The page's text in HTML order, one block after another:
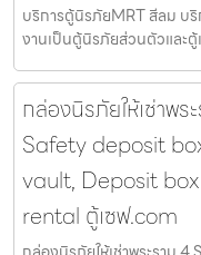
บริการตู้นิรภัยMRT สีลม บริ
งานเป็นตู้นิรภัยส่วนตัวและ
กล่องนิรภัยให้เช่าพ
Safety deposit
vault, Deposit
rental ตู้เซฟ.com